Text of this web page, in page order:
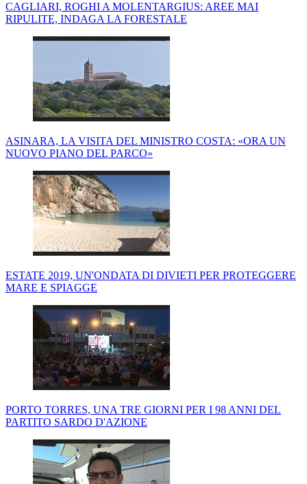
CAGLIARI, ROGHI A MOLENTARGIUS: AREE MAI
RIPULITE, INDAGA LA FORESTALE
ASINARA, LA VISITA DEL MINISTRO COSTA: «ORA UN
NUOVO PIANO DEL PARCO»
ESTATE 2019, UN'ONDATA DI DIVIETI PER PROTEGGERE
MARE E SPIAGGE
PORTO TORRES, UNA TRE GIORNI PER I 98 ANNI DEL
PARTITO SARDO D'AZIONE